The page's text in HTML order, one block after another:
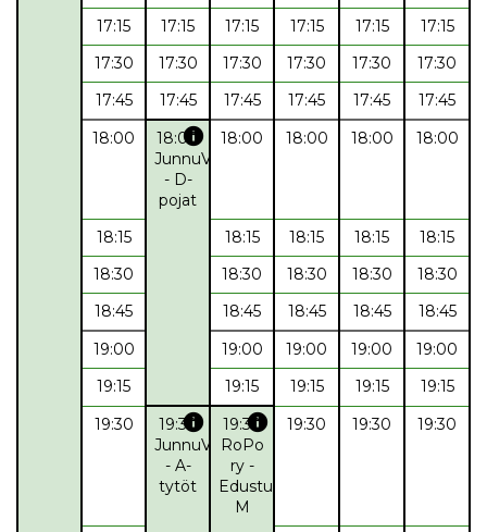
17:15 17:15 17:15 17:15 17:15
17:15
17:30
17:30 17:30 17:30 17:30
17:30
17:45
17:45 17:45 17:45 17:45
17:45
18:00
18:00info
JunnuValepa
- D-
pojat
18:00 18:00 18:00 18:00
18:15 18:15 18:15 18:15
18:15
18:30
18:30 18:30 18:30
18:30
18:45
18:45 18:45 18:45
18:45
19:00
19:00 19:00 19:00
19:00
19:15
19:15 19:15 19:15
19:15
19:30
19:30info
JunnuValepa
- A-
tytöt
19:30info
RoPo
ry -
Edustus
M
19:30 19:30 19:30